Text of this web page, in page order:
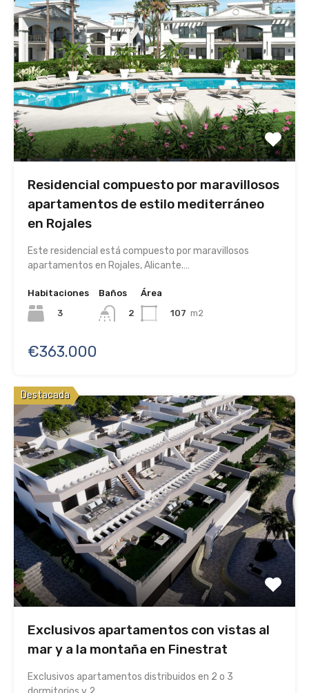
Residencial compuesto por maravillosos
apartamentos de estilo mediterráneo
en Rojales
Este residencial está compuesto por maravillosos
apartamentos en Rojales, Alicante.…
Habitaciones
3
Baños
2
Área
107 m2
€363.000
Destacada
Exclusivos apartamentos con vistas al
mar y a la montaña en Finestrat
Exclusivos apartamentos distribuidos en 2 o 3